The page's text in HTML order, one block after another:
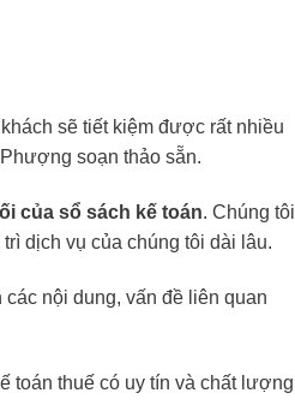
sẽ tiết kiệm được rất nhiều
soạn thảo sẵn.
của sổ sách kế toán. Chúng tôi
dịch vụ của chúng tôi dài lâu.
nội dung, vấn đề liên quan
toán thuế có uy tín và chất lượng